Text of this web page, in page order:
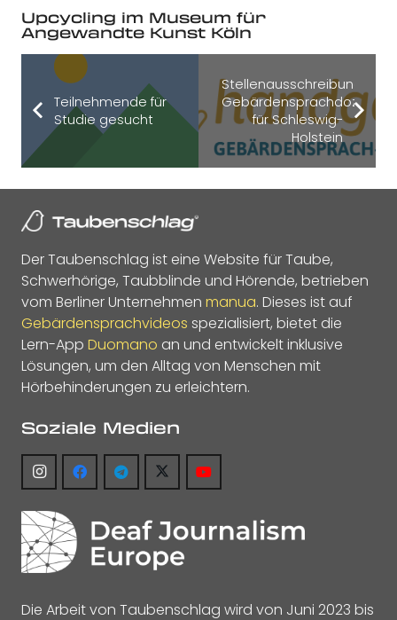
Upcycling im Museum für
Angewandte Kunst Köln
Teilnehmende für
Studie gesucht
Stellenausschreibung
Gebärdensprachdozent*in
für Schleswig-
Holstein
Der Taubenschlag ist eine Website für Taube,
Schwerhörige, Taubblinde und Hörende, betrieben
vom Berliner Unternehmen manua. Dieses ist auf
Gebärdensprachvideos spezialisiert, bietet die
Lern-App Duomano an und entwickelt inklusive
Lösungen, um den Alltag von Menschen mit
Hörbehinderungen zu erleichtern.
Soziale Medien
Die Arbeit von Taubenschlag wird von Juni 2023 bis